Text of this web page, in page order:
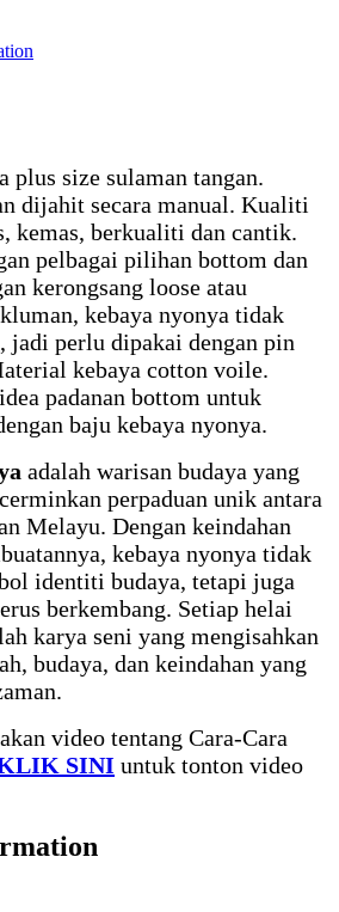
plus size sulaman tangan.
dijahit secara manual. Kualiti
kemas, berkualiti dan cantik.
pelbagai pilihan bottom dan
kerongsang loose atau
kebaya nyonya tidak
jadi perlu dipakai dengan pin
kebaya cotton voile.
padanan bottom untuk
baju kebaya nyonya.
adalah warisan budaya yang
perpaduan unik antara
Melayu. Dengan keindahan
kebaya nyonya tidak
identiti budaya, tetapi juga
berkembang. Setiap helai
karya seni yang mengisahkan
budaya, dan keindahan yang
video tentang Cara-Cara
SINI untuk tonton video